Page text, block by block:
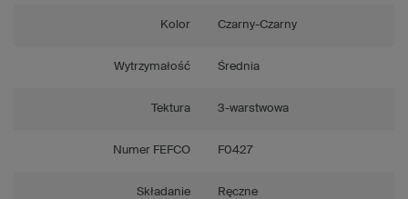
Kolor Czarny-Czarny
Wytrzymałość Średnia
Tektura 3-warstwowa
Numer FEFCO F0427
Składanie Ręczne